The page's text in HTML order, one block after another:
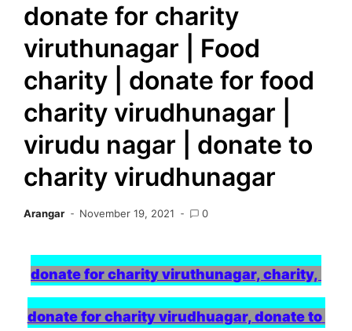
donate for charity
viruthunagar | Food
charity | donate for food
charity virudhunagar |
virudu nagar | donate to
charity virudhunagar
Arangar November 19, 2021 0
donate for charity viruthunagar, charity,
donate for charity virudhuagar, donate to